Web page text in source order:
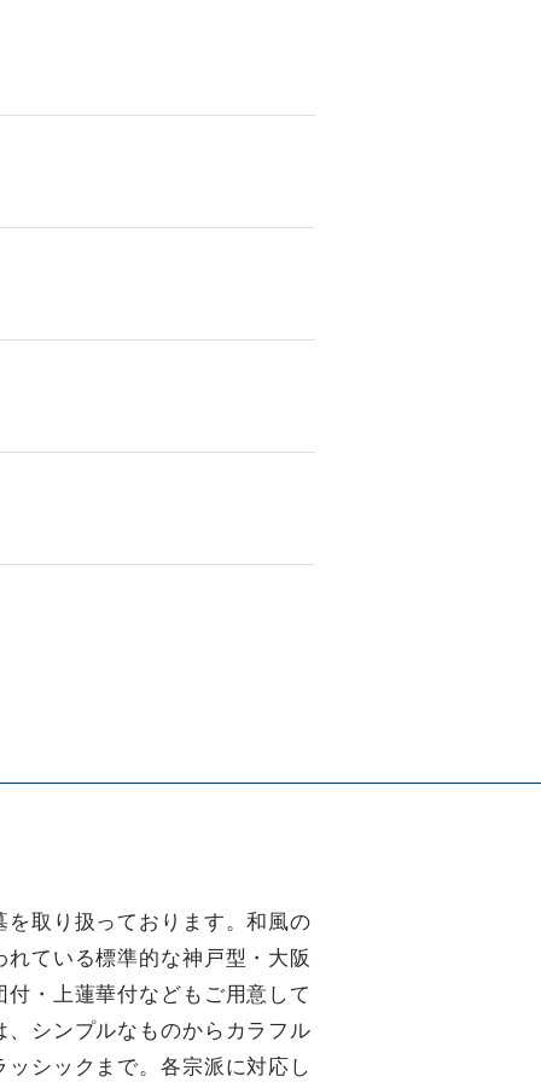
取り扱っております。和風の
れている標準的な神戸型・大阪
・上蓮華付などもご用意して
シンプルなものからカラフル
シックまで。各宗派に対応し